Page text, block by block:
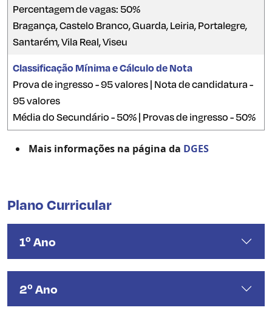
Percentagem de vagas: 50%
Bragança, Castelo Branco, Guarda, Leiria, Portalegre,
Santarém, Vila Real, Viseu
Classificação Mínima e Cálculo de Nota
Prova de ingresso - 95 valores | Nota de candidatura -
95 valores
Média do Secundário - 50% | Provas de ingresso - 50%
Mais informações na página da DGES
Plano Curricular
1º Ano
2º Ano